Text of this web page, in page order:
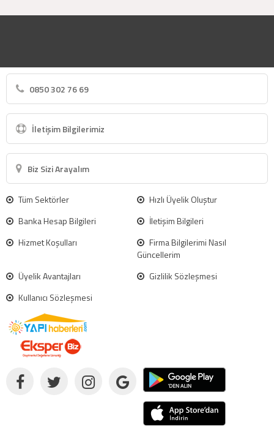
0850 302 76 69
İletişim Bilgilerimiz
Biz Sizi Arayalım
Tüm Sektörler
Hızlı Üyelik Oluştur
Banka Hesap Bilgileri
İletişim Bilgileri
Hizmet Koşulları
Firma Bilgilerimi Nasıl
Güncellerim
Üyelik Avantajları
Gizlilik Sözleşmesi
Kullanıcı Sözleşmesi